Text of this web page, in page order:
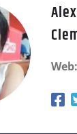
Web: